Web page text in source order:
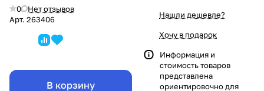
0
Нет отзывов
Арт. 263406
В корзину
Нашли дешевле?
Хочу в подарок
Информация и
стоимость товаров
представлена
ориентировочно для